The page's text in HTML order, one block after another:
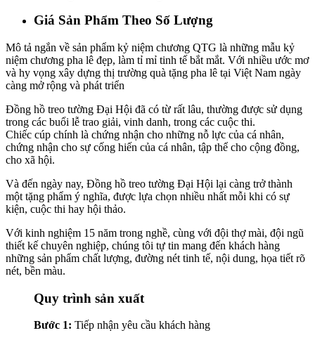
Giá Sản Phẩm Theo Số Lượng
Mô tả ngắn về sản phẩm kỷ niệm chương QTG là những mẫu kỷ
niệm chương pha lê đẹp, làm tỉ mỉ tinh tế bắt mắt. Với nhiều ước mơ
và hy vọng xây dựng thị trường quà tặng pha lê tại Việt Nam ngày
càng mở rộng và phát triển
Đồng hồ treo tường Đại Hội đã có từ rất lâu, thường được sử dụng
trong các buổi lễ trao giải, vinh danh, trong các cuộc thi.
Chiếc cúp chính là chứng nhận cho những nỗ lực của cá nhân,
chứng nhận cho sự cống hiến của cá nhân, tập thể cho cộng đồng,
cho xã hội.
Và đến ngày nay, Đồng hồ treo tường Đại Hội lại càng trở thành
một tặng phẩm ý nghĩa, được lựa chọn nhiều nhất mỗi khi có sự
kiện, cuộc thi hay hội thảo.
Với kinh nghiệm 15 năm trong nghề, cùng với đội thợ mài, đội ngũ
thiết kế chuyên nghiệp, chúng tôi tự tin mang đến khách hàng
những sản phẩm chất lượng, đường nét tinh tế, nội dung, họa tiết rõ
nét, bền màu.
Quy trình sản xuất
Bước 1: Tiếp nhận yêu cầu khách hàng